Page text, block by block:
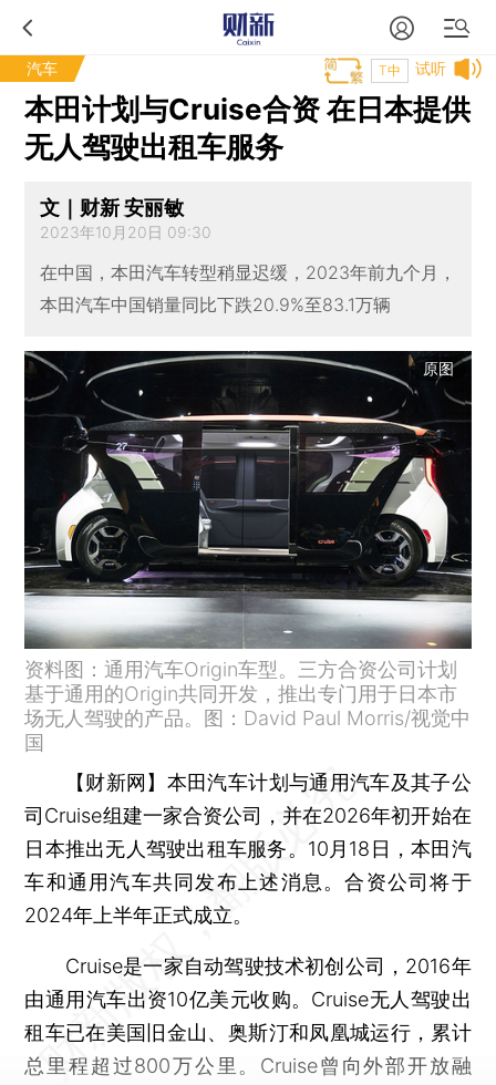
汽车 试听
T中
本田计划与Cruise合资 在日本提供
无人驾驶出租车服务
文｜财新 安丽敏
2023年10月20日 09:30
在中国，本田汽车转型稍显迟缓，2023年前九个月，
本田汽车中国销量同比下跌20.9%至83.1万辆
原图
资料图：通用汽车Origin车型。三方合资公司计划
基于通用的Origin共同开发，推出专门用于日本市
场无人驾驶的产品。图：David Paul Morris/视觉中
国
【财新网】 本田汽车计划与通用汽车及其子公
司Cruise组建一家合资公司，并在2026年初开始在
日本推出无人驾驶出租车服务。10月18日，本田汽
车和通用汽车共同发布上述消息。合资公司将于
2024年上半年正式成立。
Cruise是一家自动驾驶技术初创公司，2016年
由通用汽车出资10亿美元收购。Cruise无人驾驶出
租车已在美国旧金山、奥斯汀和凤凰城运行，累计
总里程超过800万公里。Cruise曾向外部开放融